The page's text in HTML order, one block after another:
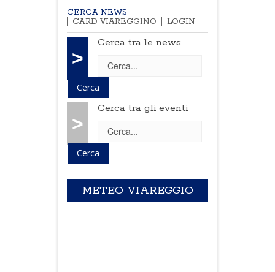
CERCA NEWS
CARD VIAREGGINO
LOGIN
>
Cerca tra le news
>
Cerca tra gli eventi
METEO VIAREGGIO